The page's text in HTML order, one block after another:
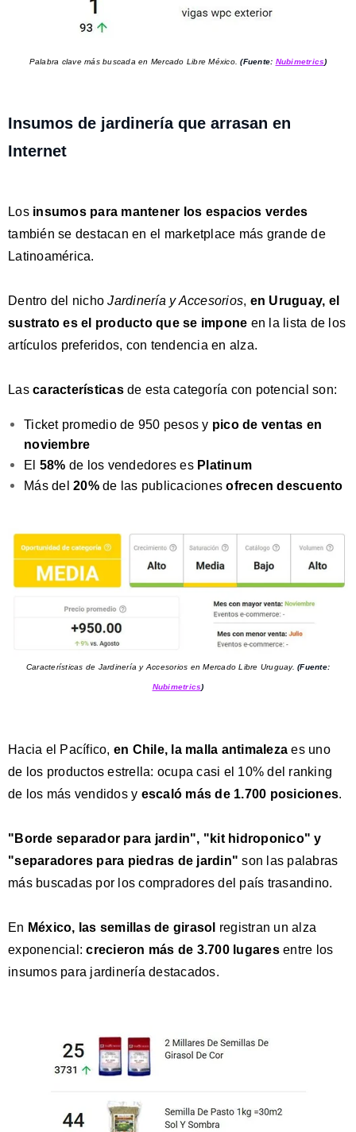
Palabra clave más buscada en Mercado Libre México.(Fuente: Nubimetrics)
Insumos de jardinería que arrasan en
Internet
Losinsumos para mantener los espacios verdes
también se destacan en el marketplace más grande de
Latinoamérica.
Dentro del nichoJardinería y Accesorios, en Uruguay, el
sustrato es el producto que se impone en la lista de los
artículos preferidos, con tendencia en alza.
Lascaracterísticas de esta categoría con potencial son:
Ticket promedio de 950 pesos y pico de ventas en
noviembre
El 58% de los vendedores es Platinum
Más del 20%de las publicaciones ofrecen descuento
Características de Jardinería y Accesorios en Mercado Libre Uruguay.(Fuente:
Nubimetrics)
Hacia el Pacífico, en Chile, la malla antimaleza es uno
de los productos estrella: ocupa casi el 10% del ranking
de los más vendidos y escaló más de 1.700 posiciones.
"Borde separador para jardin", "kit hidroponico" y
"separadores para piedras de jardin"son las palabras
más buscadas por los compradores del país trasandino.
En México, las semillas de girasol registran un alza
exponencial:crecieron más de 3.700 lugaresentre los
insumos para jardinería destacados.